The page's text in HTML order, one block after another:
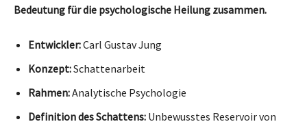
Bedeutung für die psychologische Heilung zusammen.
Entwickler:Carl Gustav Jung
Konzept:Schattenarbeit
Rahmen:Analytische Psychologie
Definition des Schattens: Unbewusstes Reservoir von